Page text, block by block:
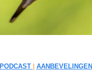
PODCAST AANBEVELINGEN